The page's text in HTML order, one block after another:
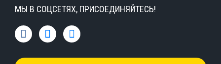
МЫ В СОЦСЕТЯХ, ПРИСОЕДИНЯЙТЕСЬ!